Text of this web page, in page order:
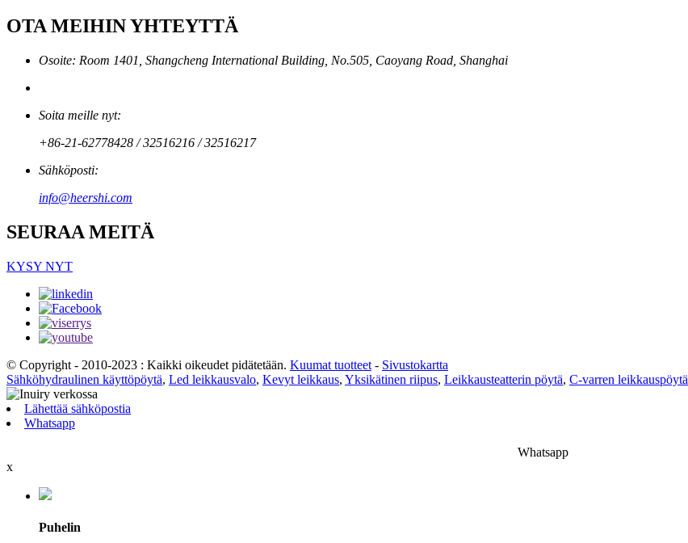
OTA MEIHIN YHTEYTTÄ
Osoite: Room 1401, Shangcheng International Building, No.505, Caoyang Road, Shanghai
Soita meille nyt:
+86-21-62778428 / 32516216 / 32516217
Sähköposti:
info@heershi.com
SEURAA MEITÄ
KYSY NYT
© Copyright - 2010-2023 : Kaikki oikeudet pidätetään. Kuumat tuotteet - Sivustokartta
Sähköhydraulinen käyttöpöytä, Led leikkausvalo, Kevyt leikkaus, Yksikätinen riipus, Leikkausteatterin pöytä, C-varren leikkauspöytä
Lähettää sähköpostia
Whatsapp
Whatsapp
x
Puhelin